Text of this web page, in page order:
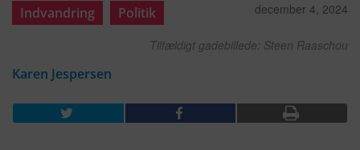
Indvandring Politik december 4, 2024
Tilfældigt gadebillede: Steen Raaschou
Karen Jespersen